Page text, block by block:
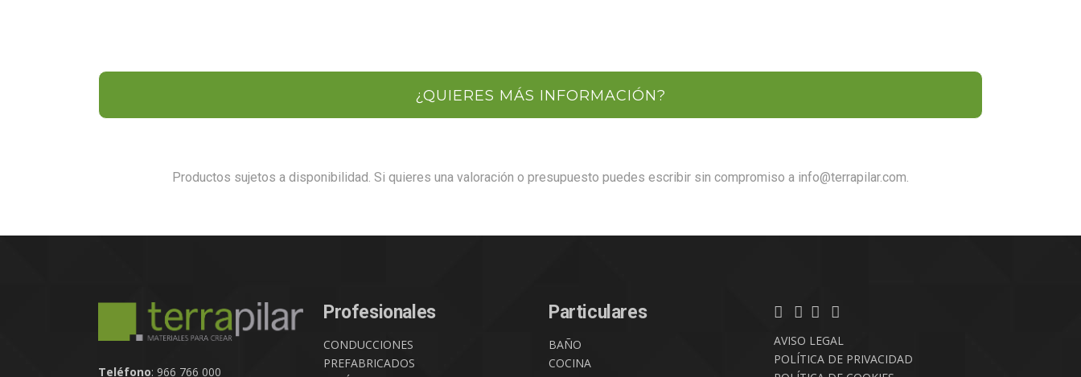
¿QUIERES MÁS INFORMACIÓN?
Productos sujetos a disponibilidad. Si quieres una valoración o presupuesto puedes escribir sin compromiso a info@terrapilar.com.
Teléfono: 966 766 000
Profesionales
CONDUCCIONES
PREFABRICADOS
Particulares
BAÑO
COCINA
AVISO LEGAL
POLÍTICA DE PRIVACIDAD